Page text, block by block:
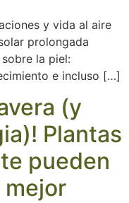
y vida al aire
prolongada
la piel:
e incluso […]
(y
Plantas
pueden
mejor